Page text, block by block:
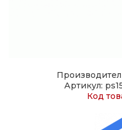
Артикул:
Код